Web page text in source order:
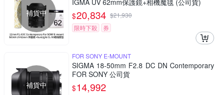
補貨中
IGMA UV 62mm保護鏡+相機魔毯 (公司貨)
$20,834 $21,930
限時下殺
券
補貨中
FOR SONY E-MOUNT
SIGMA 18-50mm F2.8 DC DN Contemporary
FOR SONY 公司貨
$14,992